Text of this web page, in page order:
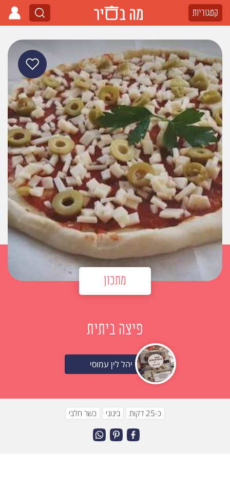
קטגוריות
מתכון
פיצה ביתית
יהל לין עמוסי
כ-25 דקות בינוני כשר חלבי